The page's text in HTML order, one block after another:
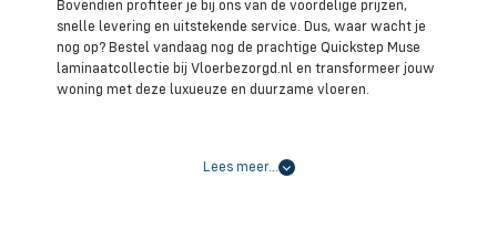
Bovendien profiteer je bij ons van de voordelige prijzen,
snelle levering en uitstekende service. Dus, waar wacht je
nog op? Bestel vandaag nog de prachtige Quickstep Muse
laminaatcollectie bij Vloerbezorgd.nl en transformeer jouw
woning met deze luxueuze en duurzame vloeren.
Lees meer…